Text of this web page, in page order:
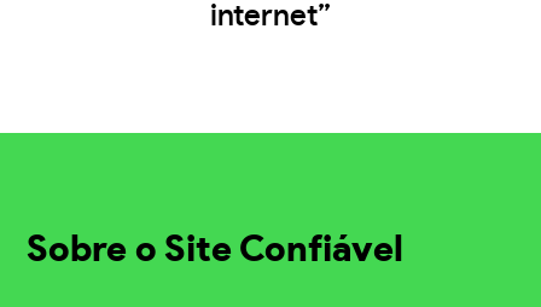
internet”
Sobre o Site Confiável